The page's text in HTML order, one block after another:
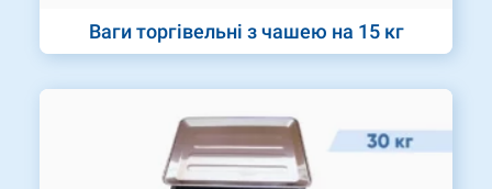
Ваги торгівельні з чашею на 15 кг